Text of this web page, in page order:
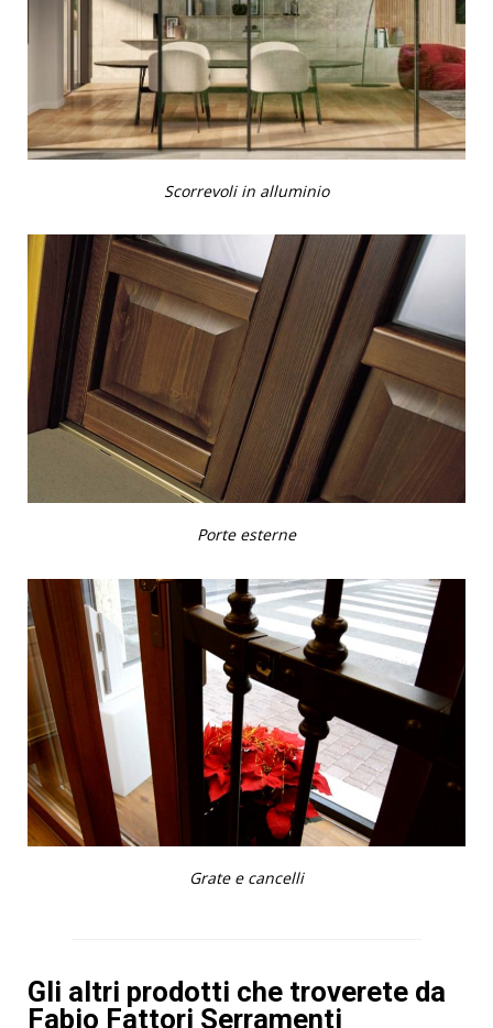
Scorrevoli in alluminio
Porte esterne
Grate e cancelli
Gli altri prodotti che troverete da
Fabio Fattori Serramenti